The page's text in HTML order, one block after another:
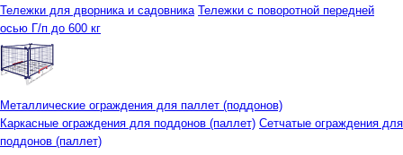
Тележки для дворника и садовника Тележки с поворотной передней
осью Г/п до 600 кг
Металлические ограждения для паллет (поддонов)
Каркасные ограждения для поддонов (паллет) Сетчатые ограждения для
поддонов (паллет)